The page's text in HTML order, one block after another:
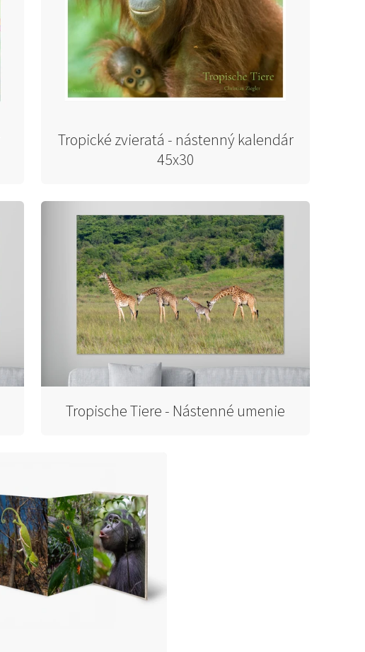
Tropické zvieratá - nástenný kalendár
45x30
Tropische Tiere - Nástenné umenie